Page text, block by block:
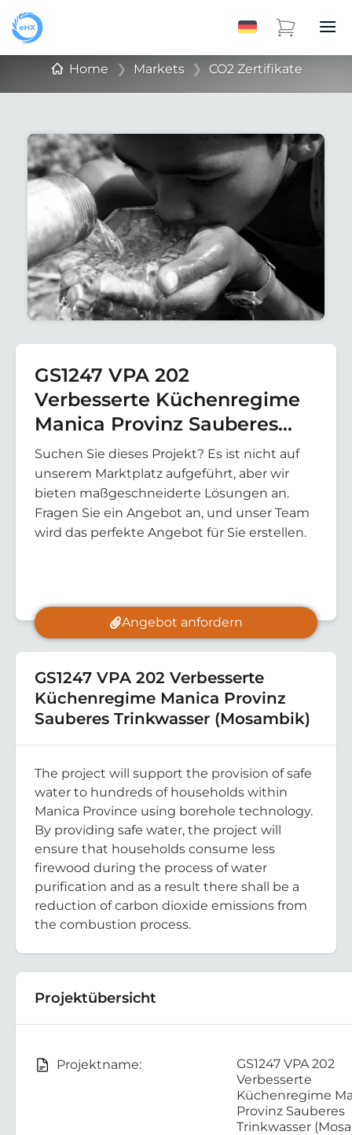
Home ❯ Markets ❯ CO2 Zertifikate
GS1247 VPA 202
Verbesserte Küchenregime
Manica Provinz Sauberes
Trinkwasser(Mosambik)
Suchen Sie dieses Projekt? Es ist nicht auf
unserem Marktplatz aufgeführt, aber wir
bieten maßgeschneiderte Lösungen an.
Fragen Sie ein Angebot an, und unser Team
wird das perfekte Angebot für Sie erstellen.
Angebot anfordern
GS1247 VPA 202 Verbesserte
Küchenregime Manica Provinz
Sauberes Trinkwasser (Mosambik)
The project will support the provision of safe
water to hundreds of households within
Manica Province using borehole technology.
By providing safe water, the project will
ensure that households consume less
firewood during the process of water
purification and as a result there shall be a
reduction of carbon dioxide emissions from
the combustion process.
Projektübersicht
Projektname:
GS1247 VPA 202
Verbesserte
Küchenregime
Provinz Sauberes
Trinkwasser